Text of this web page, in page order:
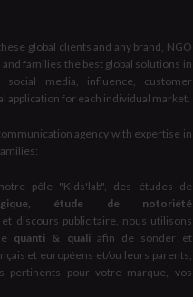
global clients and any brand, NGO
families the best global solutions in
social media, influence, customer
application for each individual market.
agency with expertise in
pôle "Kids'lab", des études de
étude de notoriété
et discours publicitaire, nous utilisons
quanti & quali afin de sonder et
et européens et/ou leurs parents,
pertinents pour votre marque, vos